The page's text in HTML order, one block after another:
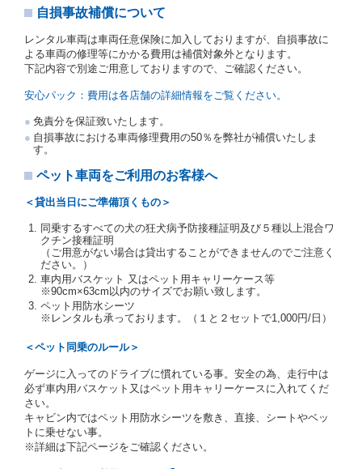
写しを添付するため、貸渡契約の締結にあたり、借受
人に対し、借受人の指定する運転者（以下「運転者」
といいます。）の運転免許証の提示を求めるほか、そ
の写しの提出を求めることがあります。この場合、借
受人は、自己が運転者であるときは自己の運転免許証
の運転免許証を提示するものとします。
交通局長通達「レンタカーに関する基本通達」（自
旅第138号 平成7年6月13日）の２．(10)及び(11)の
注２）運転免許証とは、道路交通法第９２条に規定
される運転免許証のうち、道路交通法施行規則第１
９条別記様式第１４の書式の運転免許証をいいま
す。
当社は、貸渡契約の締結にあたり、借受人及び運転者
に対し、運転免許証のほかに本人確認ができる書類の
提示を求め、及び提出された書類の写しをとることが
あります。
当社は、貸渡契約の締結にあたり、借受期間中に借受
人及び運転者と連絡するための携帯電話番号等の告知
を求めます。
レジットカード若しくは現金による支払いを求め、又
借受人は契約後の借受期間の延長はできないものとし
ます。
当社は、借受人又は運転者が前3項に従わない場合
は、貸渡契約の締結を拒絶するとともに、予約を取消
すことができるものとします。なお、この場合の予約
自損事故補償について
レンタル車両は車両任意保険に加入しておりますが、自損事故に
よる車両の修理等にかかる費用は補償対象外となります。
下記内容で別途ご用意しておりますので、ご確認ください。
安心パック：費用は各店舗の詳細情報をご覧ください。
免責分を保証致いたします。
自損事故における車両修理費用の50％を弊社が補償いたしま
す。
ペット車両をご利用のお客様へ
＜貸出当日にご準備頂くもの＞
同乗するすべての犬の狂犬病予防接種証明及び５種以上混合ワ
クチン接種証明
（ご用意がない場合は貸出することができませんのでご注意く
ださい。）
車内用バスケット 又はペット用キャリーケース等
※90cm×63cm以内のサイズでお願い致します。
ペット用防水シーツ
※レンタルも承っております。（１と２セットで1,000円/日）
＜ペット同乗のルール＞
ゲージに入ってのドライブに慣れている事。安全の為、走行中は
必ず車内用バスケット又はペット用キャリーケースに入れてくだ
さい。
キャビン内ではペット用防水シーツを敷き、直接、シートやベッ
トに乗せない事。
※詳細は下記ページをご確認ください。